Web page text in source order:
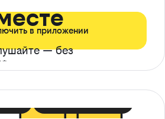
— без
в приложении